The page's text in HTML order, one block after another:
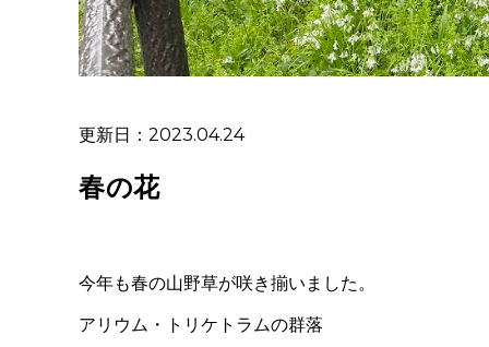
更新日：2023.04.24
春の花
今年も春の山野草が咲き揃いました。
アリウム・トリケトラムの群落